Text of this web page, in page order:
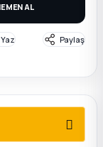
AL
Paylaş